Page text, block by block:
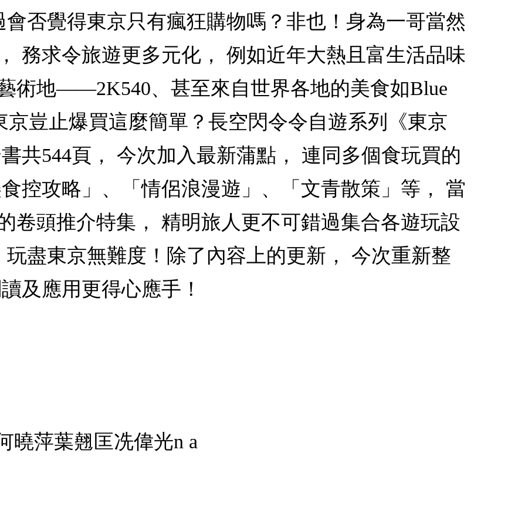
會否覺得東京只有瘋狂購物嗎？非也！身為一哥當然
務求令旅遊更多元化， 例如近年大熱且富生活品味
術地——2K540、甚至來自世界各地的美食如Blue
京豈止爆買這麼簡單？長空閃令令自遊系列《東京
共544頁， 今次加入最新蒲點， 連同多個食玩買的
控攻略」、「情侶浪漫遊」、「文青散策」等， 當
卷頭推介特集， 精明旅人更不可錯過集合各遊玩設
盡東京無難度！除了內容上的更新， 今次重新整
及應用更得心應手！
曉萍葉翹匡冼偉光n a